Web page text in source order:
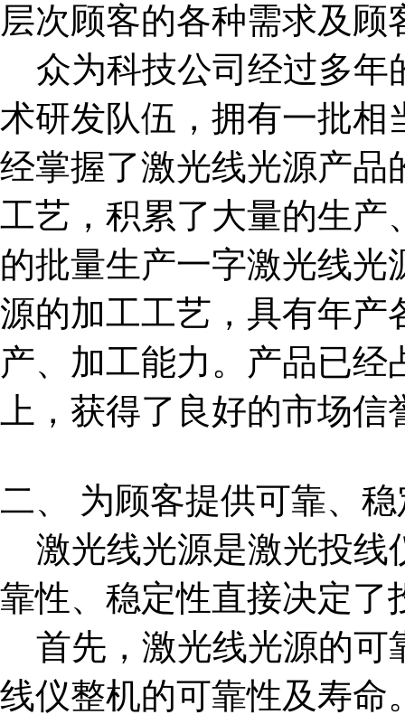
层次顾客的各种需求及
众为科技公司经过多年
术研发队伍，拥有一批相
经掌握了激光线光源产品
工艺，积累了大量的生产
的批量生产一字激光线
源的加工工艺，具有年产
产、加工能力。产品已
上，获得了良好的市场
二、 为顾客提供可靠、
激光线光源是激光投线
靠性、稳定性直接决定了
首先，激光线光源的可
线仪整机的可靠性及寿命